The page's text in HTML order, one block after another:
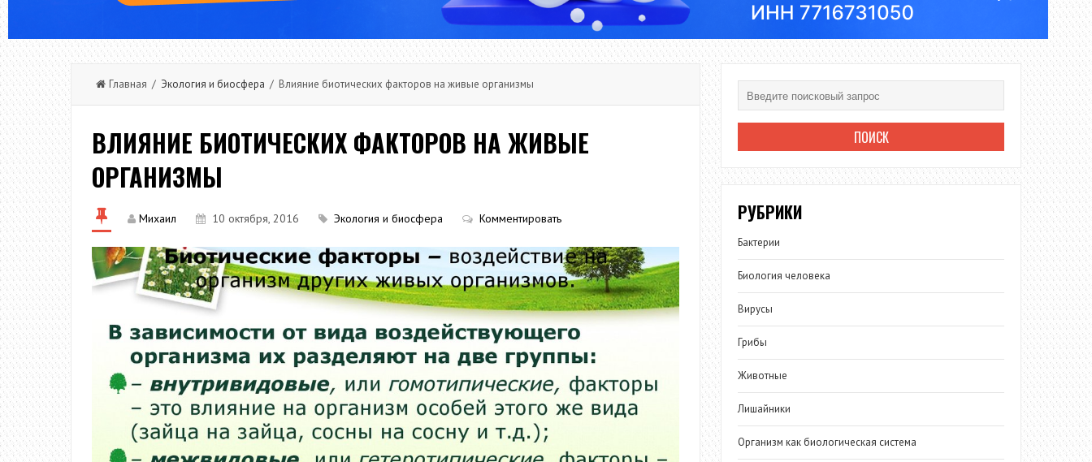
Главная / Экология и биосфера / Влияние биотических факторов на живые организмы
ВЛИЯНИЕ БИОТИЧЕСКИХ ФАКТОРОВ НА ЖИВЫЕ
ОРГАНИЗМЫ
Михаил 10 октября, 2016 Экология и биосфера Комментировать РУБРИКИ
Бактерии
Биология человека
Вирусы
Грибы
Животные
Лишайники
Организм как биологическая система